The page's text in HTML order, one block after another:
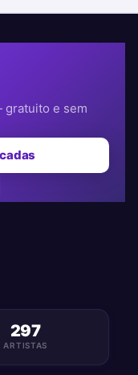
gratuito e sem
297
ARTISTAS